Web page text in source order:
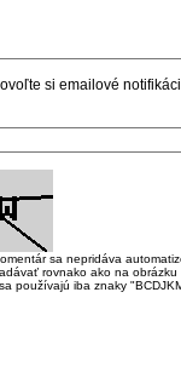
si emailové
sa nepridáva
rovnako ako na
používajú iba znaky